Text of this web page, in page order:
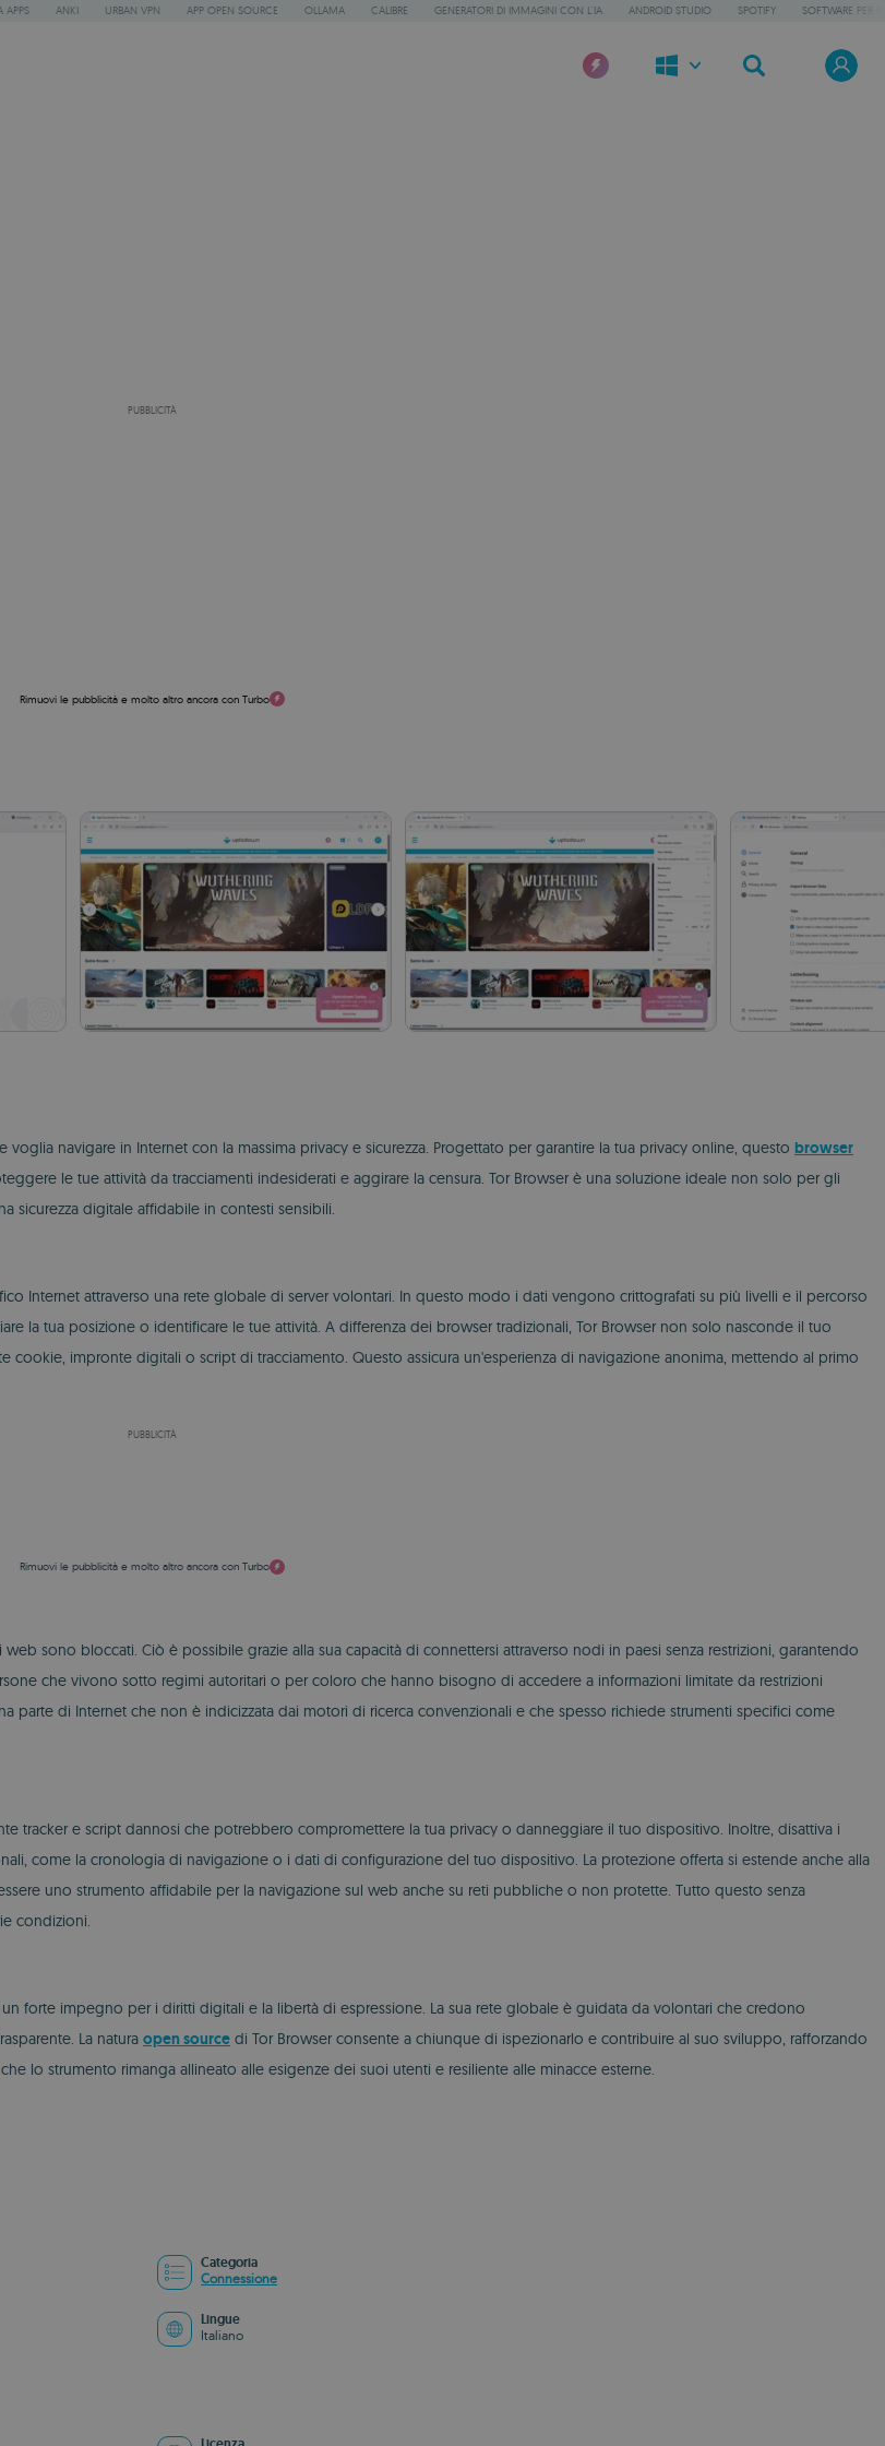
APPS ANKI URBAN VPN APP OPEN SOURCE OLLAMA CALIBRE GENERATORI DI IMMAGINI CON L'IA ANDROID STUDIO SPOTIFY SOFTWARE PER
PUBBLICITÀ
Rimuovi le pubblicità e molto altro ancora con Turbo
navigare in Internet con la massima privacy e sicurezza. Progettato per garantire la tua privacy online, questo browser
le tue attività da tracciamenti indesiderati e aggirare la censura. Tor Browser è una soluzione ideale non solo per gli
sicurezza digitale affidabile in contesti sensibili.
Internet attraverso una rete globale di server volontari. In questo modo i dati vengono crittografati su più livelli e il percorso
la tua posizione o identificare le tue attività. A differenza dei browser tradizionali, Tor Browser non solo nasconde il tuo
cookie, impronte digitali o script di tracciamento. Questo assicura un'esperienza di navigazione anonima, mettendo al primo
PUBBLICITÀ
Rimuovi le pubblicità e molto altro ancora con Turbo
sono bloccati. Ciò è possibile grazie alla sua capacità di connettersi attraverso nodi in paesi senza restrizioni, garantendo
che vivono sotto regimi autoritari o per coloro che hanno bisogno di accedere a informazioni limitate da restrizioni
parte di Internet che non è indicizzata dai motori di ricerca convenzionali e che spesso richiede strumenti specifici come
tracker e script dannosi che potrebbero compromettere la tua privacy o danneggiare il tuo dispositivo. Inoltre, disattiva i
come la cronologia di navigazione o i dati di configurazione del tuo dispositivo. La protezione offerta si estende anche alla
uno strumento affidabile per la navigazione sul web anche su reti pubbliche o non protette. Tutto questo senza
condizioni.
forte impegno per i diritti digitali e la libertà di espressione. La sua rete globale è guidata da volontari che credono
La natura open source di Tor Browser consente a chiunque di ispezionarlo e contribuire al suo sviluppo, rafforzando
lo strumento rimanga allineato alle esigenze dei suoi utenti e resiliente alle minacce esterne.
Categoria
Connessione
Lingue
Italiano